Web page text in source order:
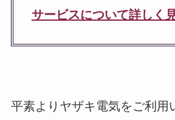
サービスについて詳しく
平素よりヤザキ電気をご利用